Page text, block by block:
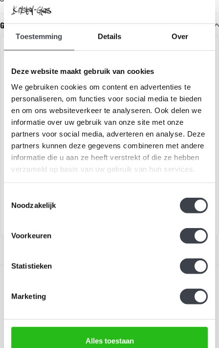
Toestemming Details Over
Deze website maakt gebruik van cookies
We gebruiken cookies om content en advertenties te
personaliseren, om functies voor social media te bieden
en om ons websiteverkeer te analyseren. Ook delen we
informatie over uw gebruik van onze site met onze
partners voor social media, adverteren en analyse. Deze
partners kunnen deze gegevens combineren met andere
informatie die u aan ze heeft verstrekt of die ze hebben
verzameld op basis van uw gebruik van hun services.
Noodzakelijk
Voorkeuren
Statistieken
Marketing
Alles toestaan
Gerelateerde glaskunst
Glazen uil Mats Jonasson
Prachtige uil naar ontwerp
van Mats Jonasson
Mats Jonasson uil
Handgeschilderde Uil in
Kristal - Ontwerp van Mats